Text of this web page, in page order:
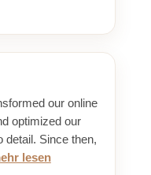
our online
optimized our
detail. Since then,
lesen